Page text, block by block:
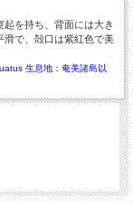
を持ち、背面には大き
滑で、殻口は紫紅色で美
生息地：奄美諸島以